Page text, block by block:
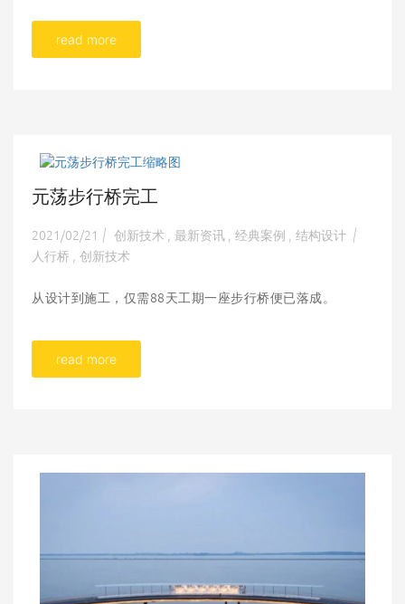
read more
元荡步行桥完工
2021/02/21 | 创新技术 最新资讯 经典案例 结构设计 |
人行桥 创新技术
从设计到施工，仅需88天工期一座步行桥便已落成。
read more